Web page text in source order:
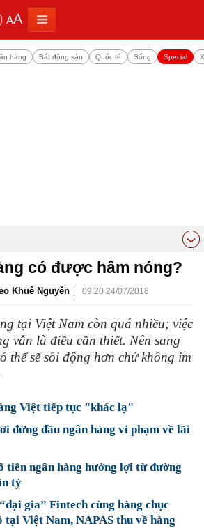
AA
hàng Bất động sản Quốc tế Sống Special
có được hâm nóng?
Khuê Nguyễn | 09:20 24/07/2018
tại Việt Nam còn quá nhiều; việc
vẫn là điều cần thiết. Nên sang
thể sẽ sôi động hơn chứ không im
Việt tiếp tục "khác lạ"
đứng đầu ngân hàng vi phạm về lãi
tiền ngân hàng hưởng lợi từ đường
tỷ
gia” Fintech cùng hàng chục
tại Việt Nam, NAPAS thu về hàng